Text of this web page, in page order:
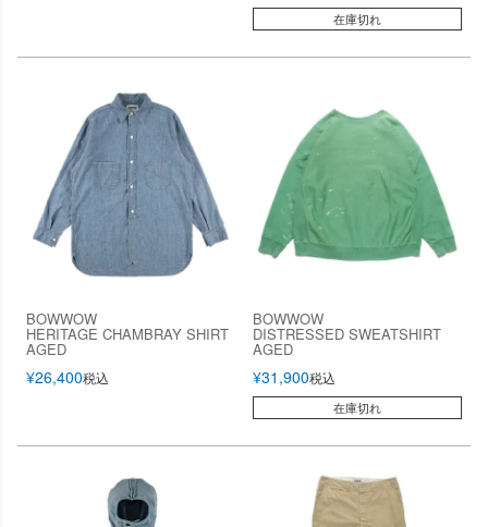
在庫切れ
BOWWOW
HERITAGE CHAMBRAY SHIRT
AGED
¥26,400税込
BOWWOW
DISTRESSED SWEATSHIRT
AGED
¥31,900税込
在庫切れ